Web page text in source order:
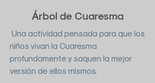
Árbol de Cuaresma
Una actividad pensada para que los
niños vivan la Cuaresma
profundamente y saquen la mejor
versión de ellos mismos.